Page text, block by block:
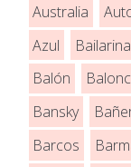
Australia
Azul
Balón
Bansky
Barcos